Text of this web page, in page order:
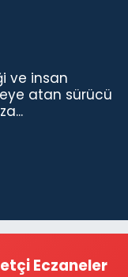
ve insan
atan sürücü
Eczaneler